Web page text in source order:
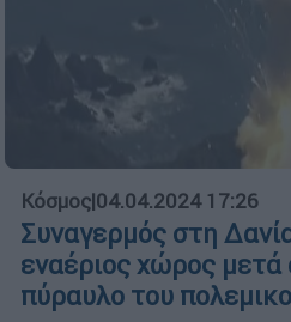
Κόσμος|04.04.2024 17:26
Συναγερμός στη
εναέριος χώρος
πύραυλο του